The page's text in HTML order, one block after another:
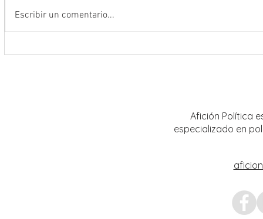
Escribir un comentario...
Afición Política
especializado en